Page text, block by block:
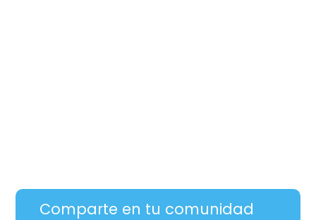
Comparte en tu comunidad